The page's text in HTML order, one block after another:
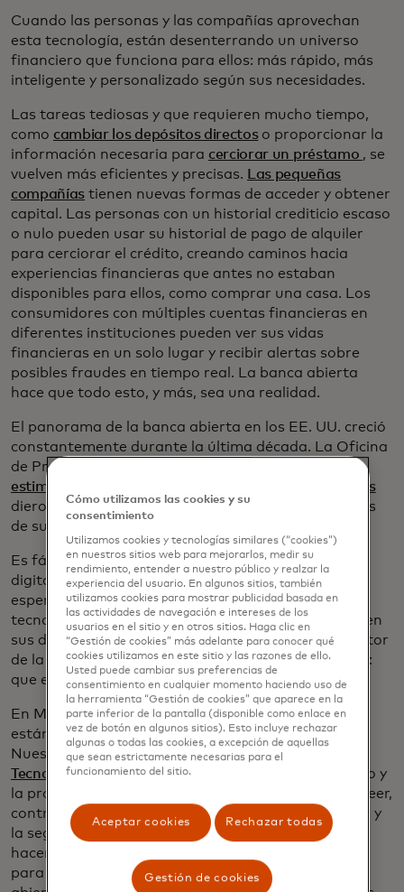
Cuando las personas y las compañías aprovechan
esta tecnología, están desenterrando un universo
financiero que funciona para ellos: más rápido, más
inteligente y personalizado según sus necesidades.
Las tareas tediosas y que requieren mucho tiempo,
como cambiar los depósitos directoso proporcionar la
información necesaria para cerciorar un préstamo , se
vuelven más eficientes y precisas.
Las pequeñas
compañías tienen nuevas formas de acceder y obtener
capital. Las personas con un historial crediticio escaso
o nulo pueden usar su historial de pago de alquiler
para cerciorar el crédito, creando caminos hacia
experiencias financieras que antes no estaban
disponibles para ellos, como comprar una casa. Los
consumidores con múltiples cuentas financieras en
diferentes instituciones pueden ver sus vidas
financieras en un solo lugar y recibir alertas sobre
posibles fraudes en tiempo real. La banca abierta
hace que todo esto, y más, sea una realidad.
El panorama de la banca abierta en los EE. UU. creció
constantemente durante la última década. La Oficina
de Protección Financiera del Consumidor (CFPB)
estima que al menos 100 millones de estadounidenses
dieron licencia a un tercero para acceder a los datos
de sus cuentas para obtener mejores servicios.
Es fácil entender por qué: en la era altamente
digitalizada en la que vivimos, los consumidores
esperan que sus experiencias financieras sean tan
tecnológicamente avanzadas como ellos. Comparten
sus datos para obtener estos servicios, pero un factor
de la experiencia debe priorizar por encima de todo:
que esos datosesténprotegidos y seguros.
En Mastercard, nos atenemos a los más altos
estándares de prácticas de datos responsables.
NuestrosPrincipios de Responsabilidad de Datos y
Tecnología,lanzados en 2019, se basan en el respeto y
la protección de los derechos de las personas a poseer,
controlar y beneficiarse de sus datos. La privacidad y
la seguridad están integradas en todo lo que
hacemos. Estos compromisos son fundamentales
para nuestra visión de un ecosistema de banca
Cómo utilizamos las cookies y su
consentimiento
Utilizamos cookies y tecnologías similares (“cookies”)
en nuestros sitios web para mejorarlos, medir su
rendimiento, entender a nuestro público y realzar la
experiencia del usuario. En algunos sitios, también
utilizamos cookies para mostrar publicidad basada en
las actividades de navegación e intereses de los
usuarios en el sitio y en otros sitios. Haga clic en
“Gestión de cookies” más adelante para conocer qué
cookies utilizamos en este sitio y las razones de ello.
Usted puede cambiar sus preferencias de
consentimiento en cualquier momento haciendo uso de
la herramienta “Gestión de cookies” que aparece en la
parte inferior de la pantalla (disponible como enlace en
vez de botón en algunos sitios). Esto incluye rechazar
algunas o todas las cookies, a excepción de aquellas
que sean estrictamente necesarias para el
funcionamiento del sitio.
Aceptar cookies Rechazar todas
Gestión de cookies